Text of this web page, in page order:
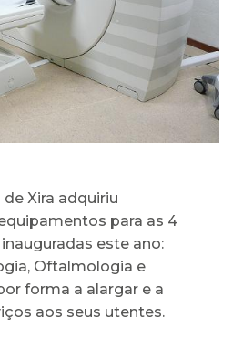
Xira adquiriu
para as 4
este ano:
Oftalmologia e
forma a alargar e a
aos seus utentes.